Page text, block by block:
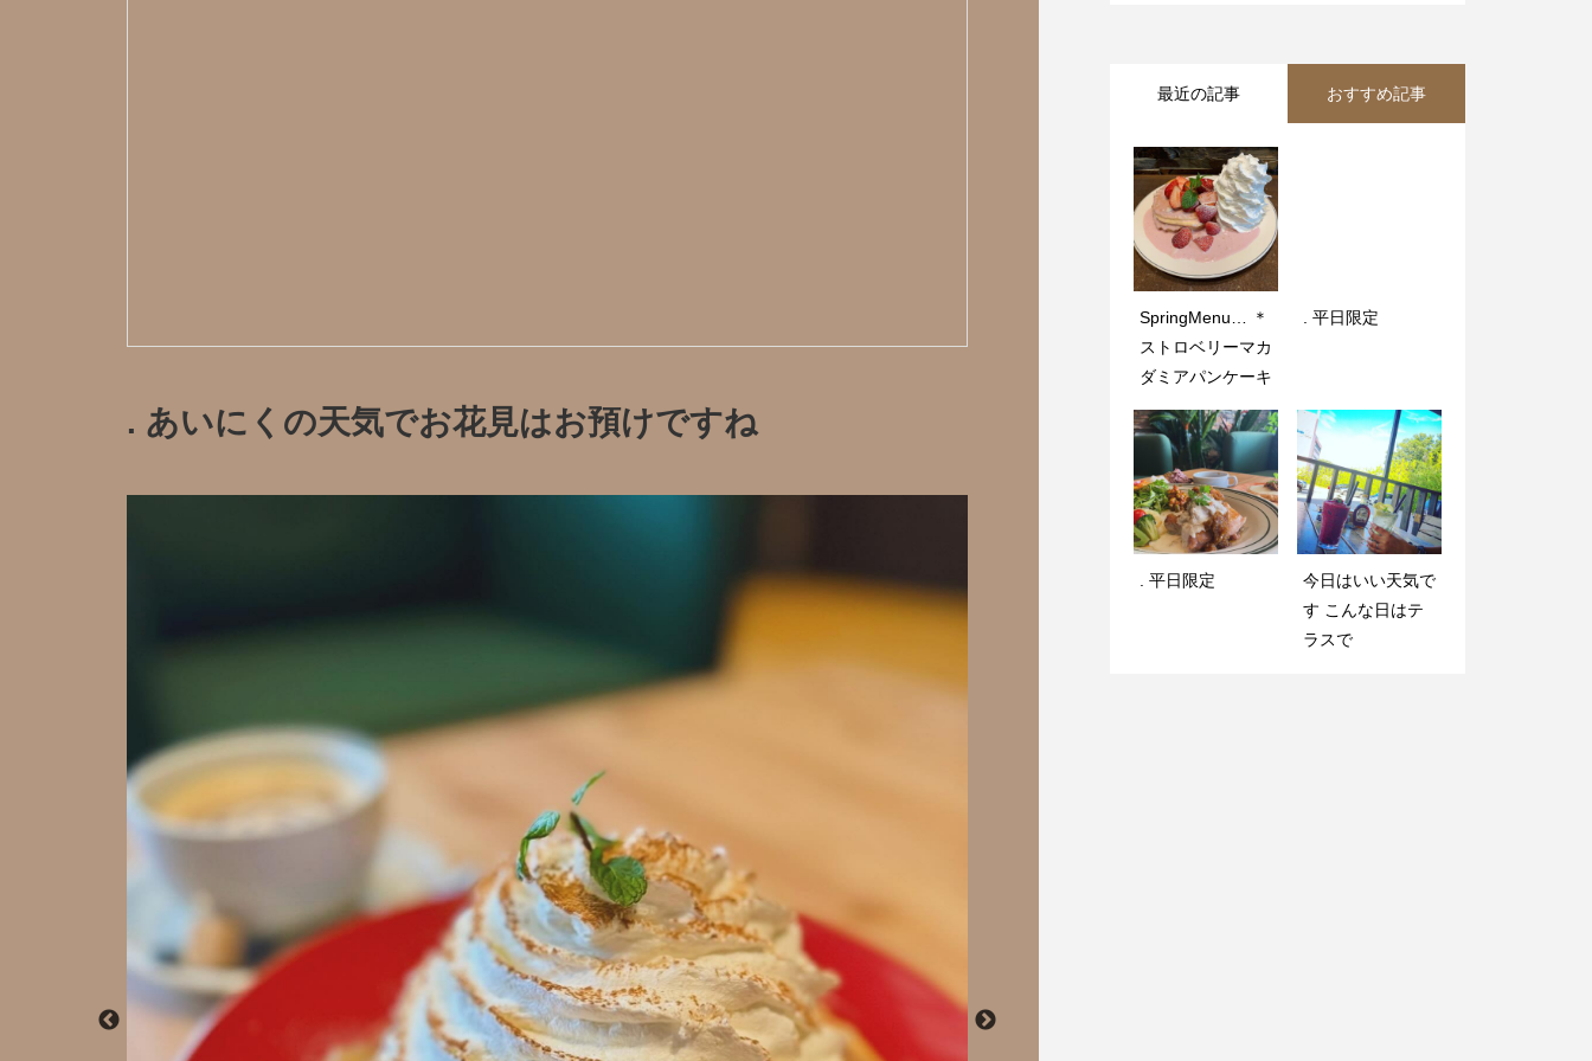
. あいにくの天気️でお花見はお預けですね
最近の記事 おすすめ記事
SpringMenu… ＊
ストロベリーマカ
ダミアパンケーキ
. 平日限定️
. 平日限定️
今日はいい天気で
す️ こんな日はテ
ラスで
一緒に働いてくれ
るスタッフを募集
しています
. 平日限定️
4月 11, 2020 @ 1
. 平日限定️